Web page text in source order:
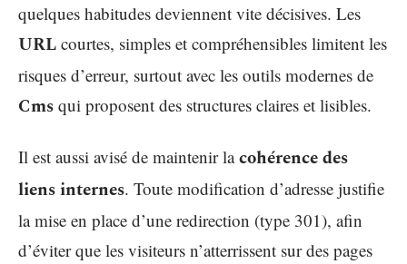
quelques habitudes deviennent vite décisives. Les
URL courtes, simples et compréhensibles limitent les
risques d’erreur, surtout avec les outils modernes de
Cms qui proposent des structures claires et lisibles.
Il est aussi avisé de maintenir lacohérence des
liens internes. Toute modification d’adresse justifie
la mise en place d’une redirection (type 301), afin
d’éviter que les visiteurs n’atterrissent sur des pages